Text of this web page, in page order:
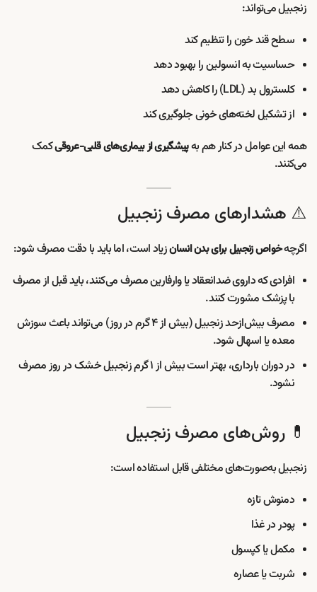
زنجبیل می‌تواند:
سطح قند خون را تنظیم کند
حساسیت به انسولین را بهبود دهد
کلسترول بد (LDL) را کاهش دهد
از تشکیل لخته‌های خونی جلوگیری کند
همه این عوامل در کنار هم بهپیشگیری از بیماری‌های قلبی-عروقیکمک
می‌کنند.
⚠️ هشدارهای مصرف زنجبیل
اگرچهخواص زنجبیل برای بدن انسانزیاد است، اما باید با دقت مصرف شود:
افرادی که داروی ضدانعقاد یا وارفارین مصرف می‌کنند، باید قبل از مصرف
با پزشک مشورت کنند.
مصرف بیش‌ازحد زنجبیل (بیش از ۴ گرم در روز) می‌تواند باعث سوزش
معده یا اسهال شود.
در دوران بارداری، بهتر است بیش از ۱ گرم زنجبیل خشک در روز مصرف
نشود.
💊 روش‌های مصرف زنجبیل
زنجبیل به‌صورت‌های مختلفی قابل استفاده است:
دمنوش تازه
پودر در غذا
مکمل یا کپسول
شربت یا عصاره